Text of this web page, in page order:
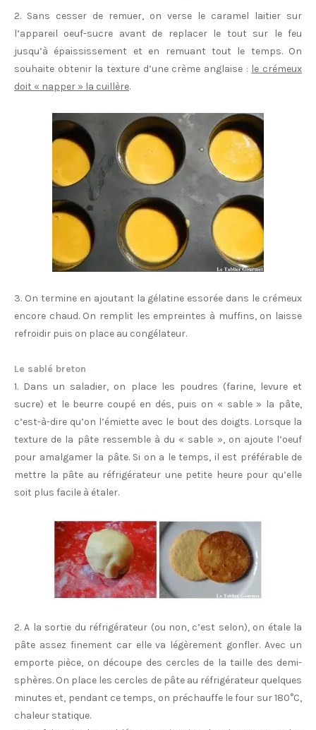
2. Sans cesser de remuer, on verse le caramel laitier sur
l’appareil oeuf-sucre avant de replacer le tout sur le feu
jusqu’à épaississement et en remuant tout le temps. On
souhaite obtenir la texture d’une crème anglaise : le crémeux
doit « napper » la cuillère.
3. On termine en ajoutant la gélatine essorée dans le crémeux
encore chaud. On remplit les empreintes à muffins, on laisse
refroidir puis on place au congélateur.
Le sablé breton
1. Dans un saladier, on place les poudres (farine, levure et
sucre) et le beurre coupé en dés, puis on « sable » la pâte,
c’est-à-dire qu’on l’émiette avec le bout des doigts. Lorsque la
texture de la pâte ressemble à du « sable », on ajoute l’oeuf
pour amalgamer la pâte. Si on a le temps, il est préférable de
mettre la pâte au réfrigérateur une petite heure pour qu’elle
soit plus facile à étaler.
2. A la sortie du réfrigérateur (ou non, c’est selon), on étale la
pâte assez finement car elle va légèrement gonfler. Avec un
emporte pièce, on découpe des cercles de la taille des demi-
sphères. On place les cercles de pâte au réfrigérateur quelques
minutes et, pendant ce temps, on préchauffe le four sur 180°C,
chaleur statique.